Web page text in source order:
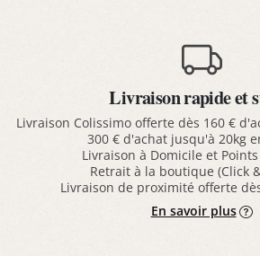
Livraison rapide et
Livraison Colissimo offerte dès 160 €
300 € d'achat jusqu'à 20kg
Livraison à Domicile et
Retrait à la boutique (Click
Livraison de proximité offerte
En savoir plus